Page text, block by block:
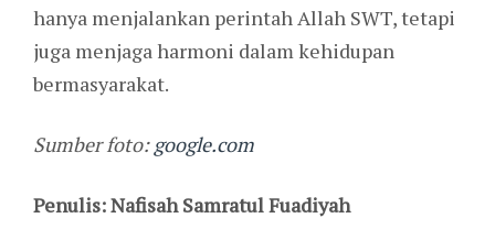
hanya menjalankan perintah Allah SWT, tetapi
juga menjaga harmoni dalam kehidupan
bermasyarakat.
Sumber foto:google.com
Penulis: Nafisah Samratul Fuadiyah